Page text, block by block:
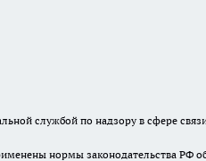
службой по надзору в сфере
нормы законодательства РФ